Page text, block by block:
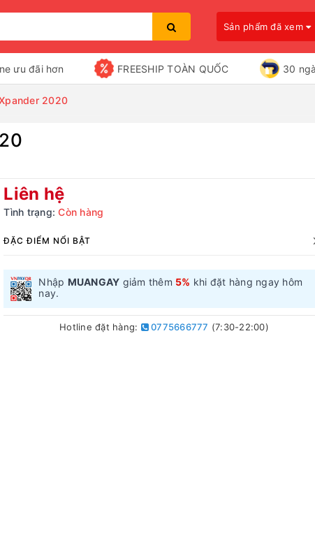
Sản phẩm đã xem
ưu đãi hơn FREESHIP TOÀN QUỐC 30
2020
Liên hệ
Tình trạng: Còn hàng
ĐẶC ĐIỂM NỔI BẬT
Nhập MUANGAY giảm thêm 5% khi đặt hàng ngay hôm
nay.
Hotline đặt hàng: 0775666777 (7:30-22:00)